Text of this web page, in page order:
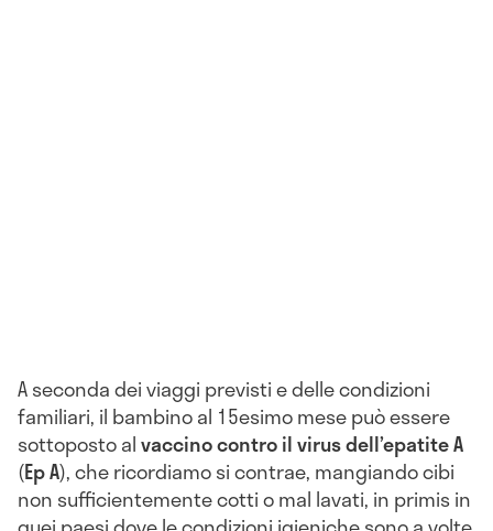
A seconda dei viaggi previsti e delle condizioni
familiari, il bambino al 15esimo mese può essere
sottoposto alvaccino contro il virus dell’epatite A
(Ep A), che ricordiamo si contrae, mangiando cibi
non sufficientemente cotti o mal lavati, in primis in